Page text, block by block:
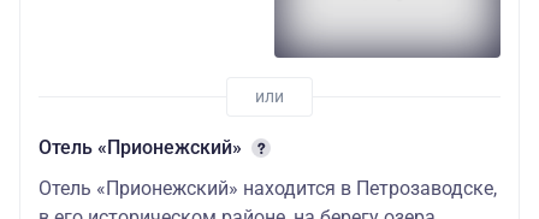
Отель «Прионежский»
Отель «Прионежский» находится в Петрозаводске,